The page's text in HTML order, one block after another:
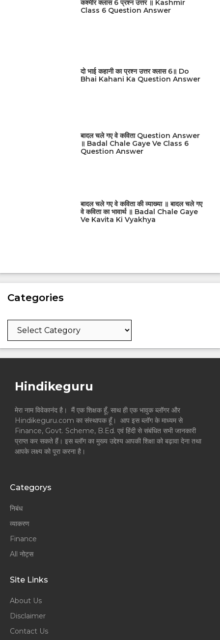
कश्मीर क्लास 6 प्रश्न उत्तर ॥ Kashmir
Class 6 Question Answer
दो भाई कहानी का प्रश्न उत्तर क्लास 6॥ Do
Bhai Kahani Ka Question Answer
बादल चले गए वे कविता Question Answer
॥ Badal Chale Gaye Ve Class 6
Question Answer
बादल चले गए वे कविता की व्याख्या ॥ बादल चले गए
वे कविता का भावार्थ ॥ Badal Chale Gaye
Ve Kavita Ki Vyakhya
Categories
Categories
Hindikeguru
मेरा नाम विवेकानंद है। मैं एक शिक्षक हूँ, साथ ही एक भावुक ब्लॉगर और
Hindikeguru.com का संस्थापक हूँ। आप इस ब्लॉग के माध्यम से
Finance, Govt. Scheme, B.Ed. एवं हिंदी से संबंधित सभी जानकारी
प्राप्त कर सकते हैं। इस ब्लॉग का मुख्य उद्देश्य आपकी शिक्षा को बढ़ावा देना तथा
आपके लक्ष्य को पूरा करना है।
Categorys
निबंध
व्याकरण
Finance
All नोट्स
Site Links
About Us
Disclaimer
Contact Us